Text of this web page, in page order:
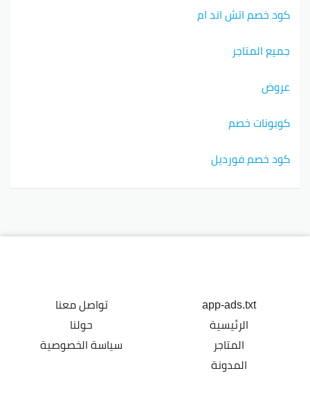
كود خصم اتش اند ام
جميع المتاجر
عروض
كوبونات خصم
كود خصم فورديل
app-ads.txt
الرئيسية
المتاجر
المدونة
تواصل معنا
حولنا
سياسة الخصوصية